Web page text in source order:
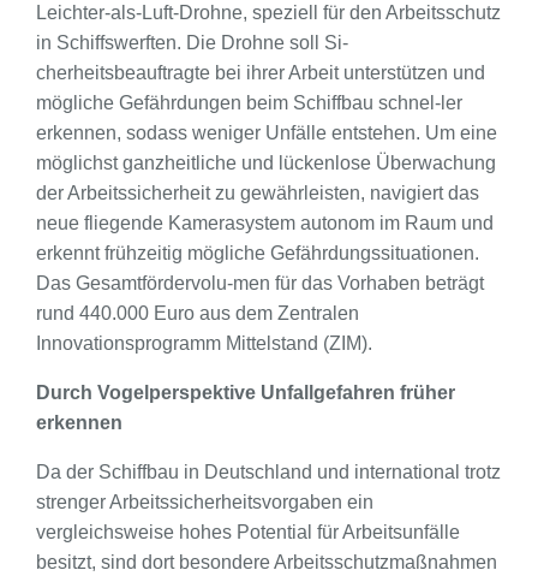
Leichter-als-Luft-Drohne, speziell für den Arbeitsschutz
in Schiffswerften. Die Drohne soll Si-
cherheitsbeauftragte bei ihrer Arbeit unterstützen und
mögliche Gefährdungen beim Schiffbau schnel-ler
erkennen, sodass weniger Unfälle entstehen. Um eine
möglichst ganzheitliche und lückenlose Überwachung
der Arbeitssicherheit zu gewährleisten, navigiert das
neue fliegende Kamerasystem autonom im Raum und
erkennt frühzeitig mögliche Gefährdungssituationen.
Das Gesamtfördervolu-men für das Vorhaben beträgt
rund 440.000 Euro aus dem Zentralen
Innovationsprogramm Mittelstand (ZIM).
Durch Vogelperspektive Unfallgefahren früher
erkennen
Da der Schiffbau in Deutschland und international trotz
strenger Arbeitssicherheitsvorgaben ein
vergleichsweise hohes Potential für Arbeitsunfälle
besitzt, sind dort besondere Arbeitsschutzmaßnahmen